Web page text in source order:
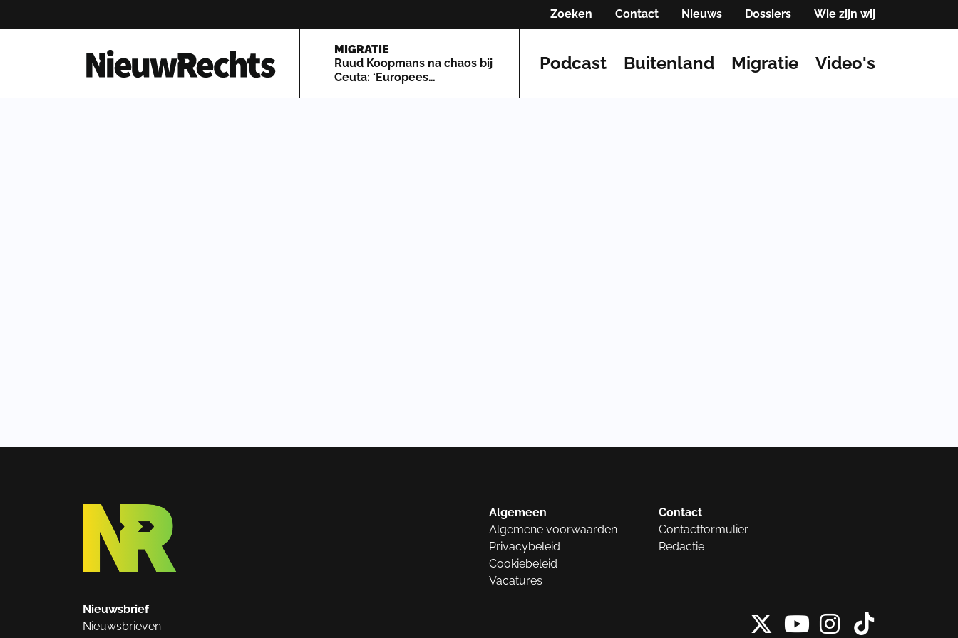
Zoeken Contact Nieuws Dossiers Wie zijn wij
Homepage van NieuwRechts
MIGRATIE
Ruud Koopmans na chaos bij
Ceuta: ‘Europees
Podcast Buitenland Migratie Video's
Algemeen
Algemene voorwaarden
Privacybeleid
Cookiebeleid
Vacatures
Contact
Contactformulier
Redactie
Nieuwsbrief
Nieuwsbrieven
X vanInstagram
Tiktok